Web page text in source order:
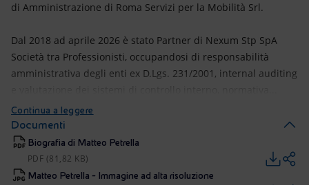
di Amministrazione di Roma Servizi per la Mobilità Srl.
Dal 2018 ad aprile 2026 è stato Partner di Nexum Stp SpA
Società tra Professionisti, occupandosi di responsabilità
amministrativa degli enti ex D.Lgs. 231/2001, internal auditing
Continua a leggere
Documenti
Biografia di Matteo Petrella
PDF (81,82 KB)
Matteo Petrella - Immagine ad alta risoluzione